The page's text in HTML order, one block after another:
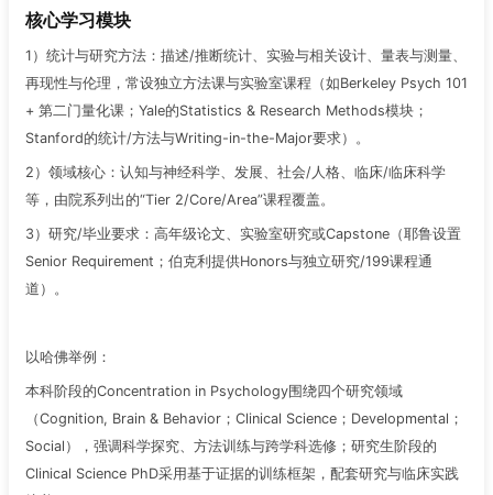
核心学习模块
1）统计与研究方法：描述/推断统计、实验与相关设计、量表与测量、
再现性与伦理，常设独立方法课与实验室课程（如Berkeley Psych 101
+ 第二门量化课；Yale的Statistics & Research Methods模块；
Stanford的统计/方法与Writing-in-the-Major要求）。
2）领域核心：认知与神经科学、发展、社会/人格、临床/临床科学
等，由院系列出的“Tier 2/Core/Area”课程覆盖。
3）研究/毕业要求：高年级论文、实验室研究或Capstone（耶鲁设置
Senior Requirement；伯克利提供Honors与独立研究/199课程通
道）。
以哈佛举例：
本科阶段的Concentration in Psychology围绕四个研究领域
（Cognition, Brain & Behavior；Clinical Science；Developmental；
Social），强调科学探究、方法训练与跨学科选修；研究生阶段的
Clinical Science PhD采用基于证据的训练框架，配套研究与临床实践